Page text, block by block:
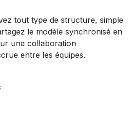
tout type de structure, simple
le modèle synchronisé en
une collaboration
entre les équipes.